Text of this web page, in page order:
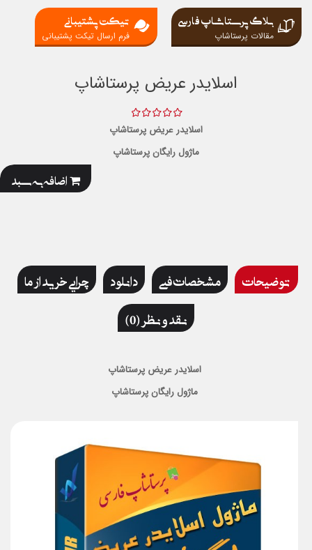
بلاگ پرستاشاپ فارسی
مقالات پرستاشاپ
تیکت پشتیبانی
فرم ارسال تیکت پشتیبانی
اسلایدر عریض پرستاشاپ
اسلایدر عریض پرستاشاپ
ماژول رایگان پرستاشاپ
اضافه به سبد
توضیحات مشخصات فنی دانلود
چرایی خرید از ما
نقد و نظر (0)
اسلایدر عریض پرستاشاپ
ماژول رایگان پرستاشاپ